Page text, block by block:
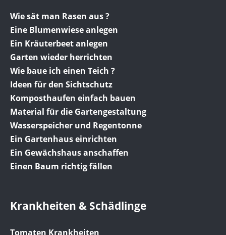
Wie sät man Rasen aus ?
Eine Blumenwiese anlegen
Ein Kräuterbeet anlegen
Garten wieder herrichten
Wie baue ich einen Teich ?
Ideen für den Sichtschutz
Komposthaufen einfach bauen
Material für die Gartengestaltung
Wasserspeicher und Regentonne
Ein Gartenhaus einrichten
Ein Gewächshaus anschaffen
Einen Baum richtig fällen
Krankheiten & Schädlinge
Tomaten Krankheiten